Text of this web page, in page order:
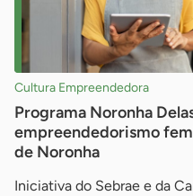
Cultura Empreendedora
Programa Noronha
empreendedorismo
de Noronha
Iniciativa do Sebrae e da